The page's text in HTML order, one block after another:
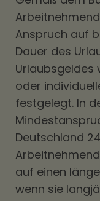
Anspruch auf
Dauer des
Urlaubsgeldes
oder
festgelegt. In
Deutschland
auf einen
wenn sie